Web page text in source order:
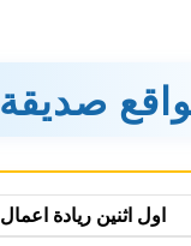
صديقة
اول اثنين ريادة اعمال